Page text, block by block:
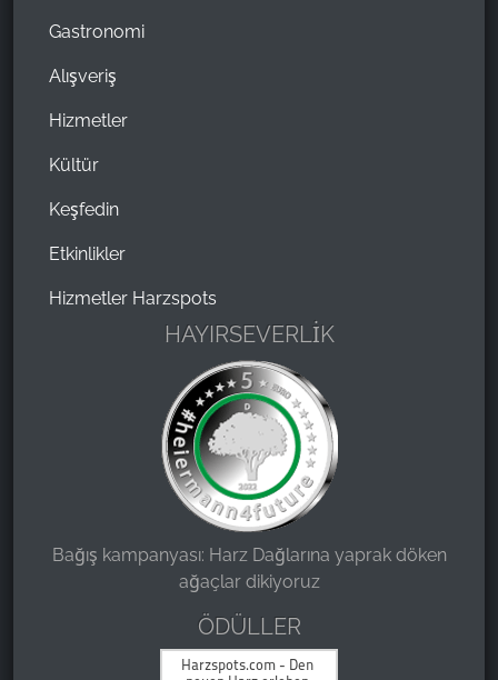
Gastronomi
Alışveriş
Hizmetler
Kültür
Keşfedin
Etkinlikler
Hizmetler Harzspots
HAYIRSEVERLİK
Bağış kampanyası: Harz Dağlarına yaprak döken
ağaçlar dikiyoruz
ÖDÜLLER